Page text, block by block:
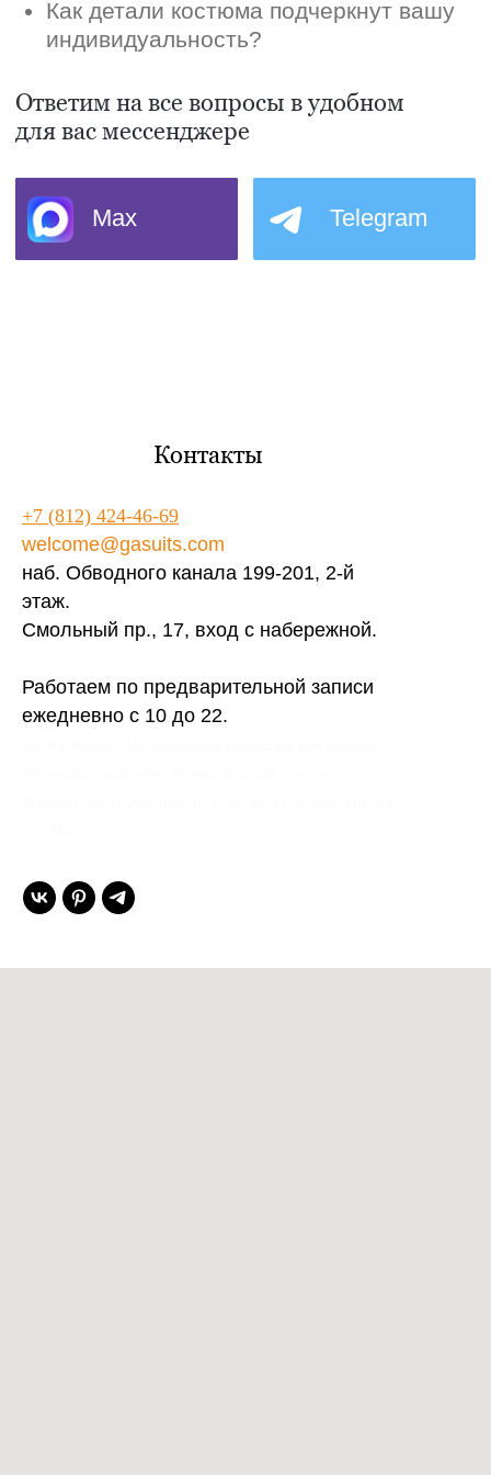
Контакты
+7 (812) 424-46-69
welcome@gasuits.com
наб. Обводного канала 199-201, 2-й
этаж.
Смольный пр., 17, вход с набережной.
Работаем по предварительной записи
ежедневно с 10 до 22.